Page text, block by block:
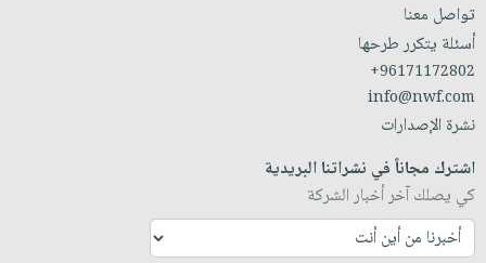
تواصل معنا
أسئلة يتكرر طرحها
+96171172802
info@nwf.com
نشرة الإصدارات
اشترك مجاناً في نشراتنا البريدية
كي يصلك آخر أخبار الشركة